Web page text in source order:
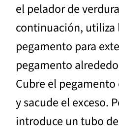
el pelador de
continuación, utiliza
pegamento para
pegamento
Cubre el
y sacude el exceso.
introduce un tubo